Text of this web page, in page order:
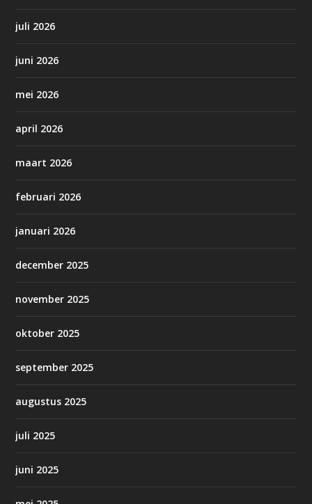
juli 2026
juni 2026
mei 2026
april 2026
maart 2026
februari 2026
januari 2026
december 2025
november 2025
oktober 2025
september 2025
augustus 2025
juli 2025
juni 2025